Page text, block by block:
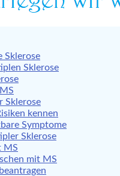
Sklerose
Sklerose
Sklerose
kennen
Symptome
Sklerose
MS
mit MS